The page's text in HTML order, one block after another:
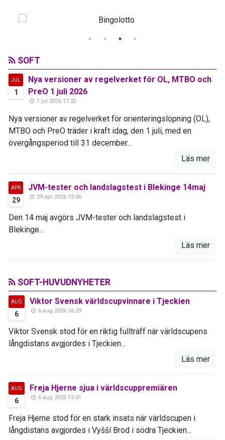
SOFT
JUL
1
Nya versioner av regelverket för OL, MTBO och
PreO 1 juli 2026
1 jul 2026 17:23
Nya versioner av regelverket för orienteringslöpning (OL),
MTBO och PreO träder i kraft idag, den 1 juli, med en
övergångsperiod till 31 december...
Läs mer
APR
29
JVM-tester och landslagstest i Blekinge 14maj
29 apr 2026 15:06
Den 14 maj avgörs JVM-tester och landslagstest i
Blekinge...
Läs mer
SOFT-HUVUDNYHETER
AUG
6
Viktor Svensk världscupvinnare i Tjeckien
6 aug 2026 16:29
Viktor Svensk stod för en riktig fullträff när världscupens
långdistans avgjordes i Tjeckien...
Läs mer
AUG
6
Freja Hjerne sjua i världscuppremiären
6 aug 2026 15:01
Freja Hjerne stod för en stark insats när världscupen i
långdistans avgjordes i Vyšší Brod i södra Tjeckien...